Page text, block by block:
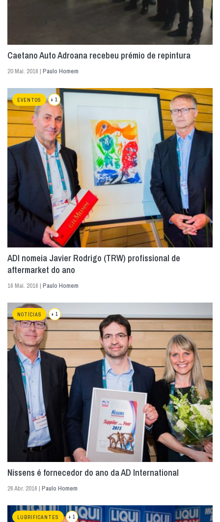
Caetano Auto Adroana recebeu prémio de repintura
20 Mai. 2016 | Paulo Homem
EVENTOS + 1
ADI nomeia Javier Rodrigo (TRW) profissional de
aftermarket do ano
16 Mai. 2016 | Paulo Homem
NOTÍCIAS + 1
Nissens é fornecedor do ano da AD International
26 Abr. 2016 | Paulo Homem
LUBRIFICANTES + 1